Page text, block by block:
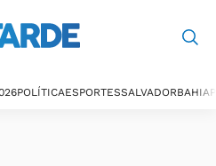
POLÍTICAESPORTESSALVADORBAHIA